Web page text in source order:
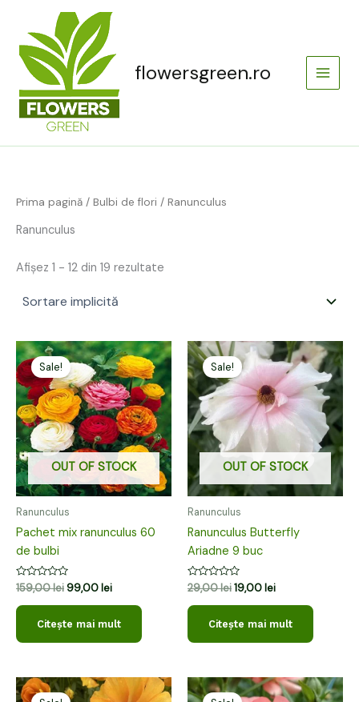
content
flowersgreen.ro
Prima pagină / Bulbi de flori / Ranunculus
Ranunculus
Afișez 1 - 12 din 19 rezultate
OUT OF STOCK
Sale!
Ranunculus
Pachet mix ranunculus 60
de bulbi
Evaluat
la
0
din
159,00lei
Prețul
inițial
a
fost:
159,00 lei.
99,00 lei
Prețul
curent
este:
99,00 lei.
Citește mai mult
OUT OF STOCK
Sale!
Ranunculus
Ranunculus Butterfly
Ariadne 9 buc
Evaluat
la
0
din
29,00lei
Prețul
inițial
a
fost:
29,00 lei.
19,00 lei
Prețul
curent
este:
19,00 lei.
Citește mai mult
Prețul
inițial
Prețul
curent
Prețul
inițial
Prețul
curent